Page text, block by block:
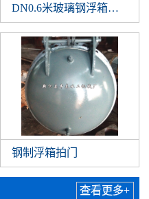
DN0.6米玻璃钢浮箱拍门
钢制浮箱拍门
查看更多+